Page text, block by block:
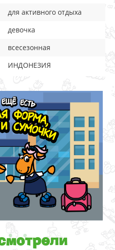
для активного отдыха
девочка
всесезонная
ИНДОНЕЗИЯ